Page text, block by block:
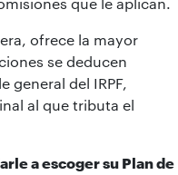
ofrece la mayor
se deducen
general del IRPF,
al que tributa el
a escoger su Plan de